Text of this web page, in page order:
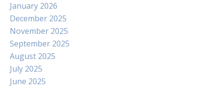
January 2026
December 2025
November 2025
September 2025
August 2025
July 2025
June 2025